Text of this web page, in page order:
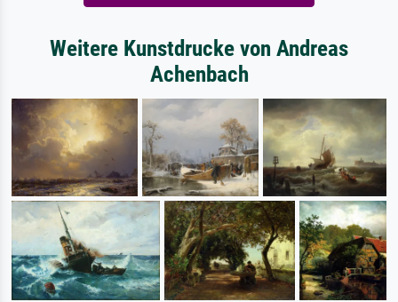
Weitere Kunstdrucke von Andreas
Achenbach